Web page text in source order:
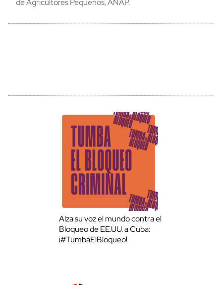
de Agricultores Pequeños, ANAP.
Alza su voz el mundo contra el
Bloqueo de EE.UU. a Cuba:
¡#TumbaElBloqueo!